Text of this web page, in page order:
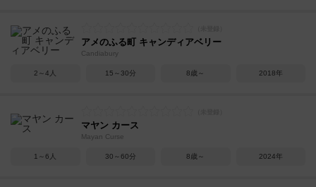
アメのふる町 キャンディアベリー
Candiabury
2～4人 15～30分 8歳～ 2018年
マヤン カース
Mayan Curse
1～6人 30～60分 8歳～ 2024年